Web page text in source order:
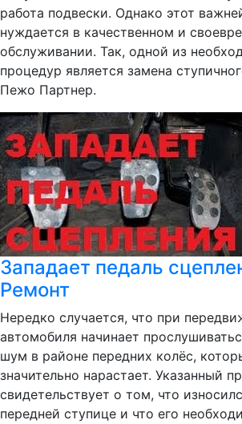
работа подвески. Однако этот
нуждается в качественном и
обслуживании. Так, одной из
процедур является замена
Пежо Партнер.
Западает педаль
Ремонт
Нередко случается, что при
автомобиля начинает
шум в районе передних колёс,
значительно нарастает. Указанный
свидетельствует о том, что
передней ступице и что его